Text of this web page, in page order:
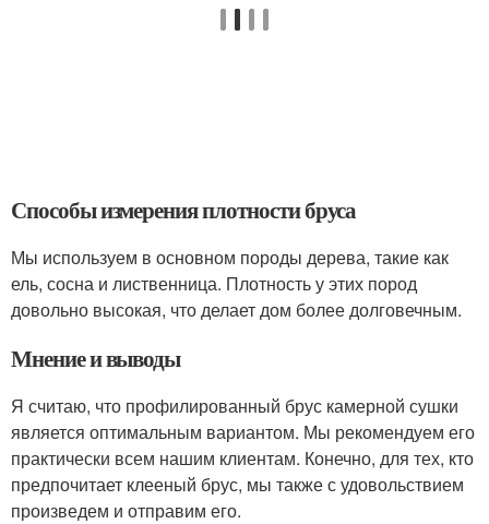
Способы измерения плотности бруса
Мы используем в основном породы дерева, такие как
ель, сосна и лиственница. Плотность у этих пород
довольно высокая, что делает дом более долговечным.
Мнение и выводы
Я считаю, что профилированный брус камерной сушки
является оптимальным вариантом. Мы рекомендуем его
практически всем нашим клиентам. Конечно, для тех, кто
предпочитает клееный брус, мы также с удовольствием
произведем и отправим его.